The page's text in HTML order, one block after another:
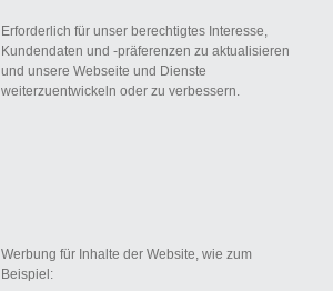
Erforderlich für unser berechtigtes Interesse,
Kundendaten und -präferenzen zu aktualisieren
und unsere Webseite und Dienste
weiterzuentwickeln oder zu verbessern.
Werbung für Inhalte der Website, wie zum
Beispiel: